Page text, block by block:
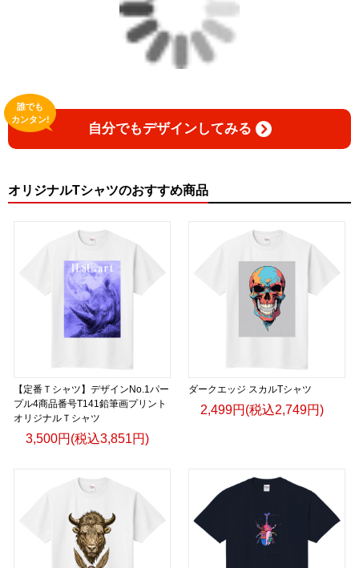
自分でもデザインしてみる
誰でも
カンタン!
オリジナルTシャツのおすすめ商品
【定番Ｔシャツ】デザインNo.1パー
プル4商品番号T141鉛筆画プリント
オリジナルＴシャツ
3,500円(税込3,851円)
ダークエッジ スカルTシャツ
2,499円(税込2,749円)